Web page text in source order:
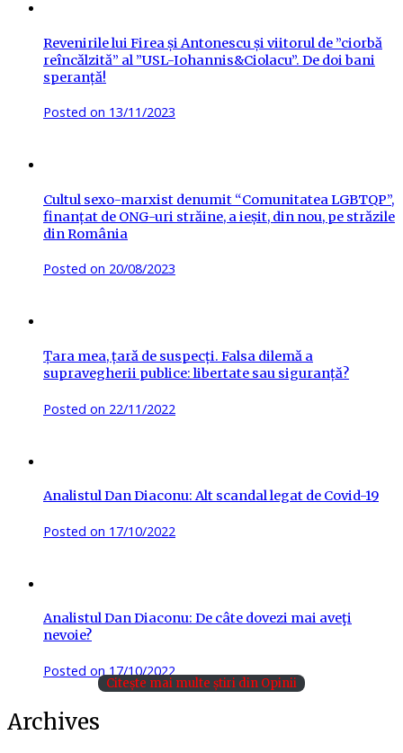
Revenirile lui Firea și Antonescu și viitorul de ”ciorbă
reîncălzită” al ”USL-Iohannis&Ciolacu”. De doi bani
speranță!
Posted on 13/11/2023
Cultul sexo-marxist denumit “Comunitatea LGBTQP”,
finanțat de ONG-uri străine, a ieșit, din nou, pe străzile
din România
Posted on 20/08/2023
Țara mea, țară de suspecți. Falsa dilemă a
supravegherii publice: libertate sau siguranță?
Posted on 22/11/2022
Analistul Dan Diaconu: Alt scandal legat de Covid-19
Posted on 17/10/2022
Analistul Dan Diaconu: De câte dovezi mai aveţi
nevoie?
Posted on 17/10/2022
Citește mai multe știri din Opinii
Archives